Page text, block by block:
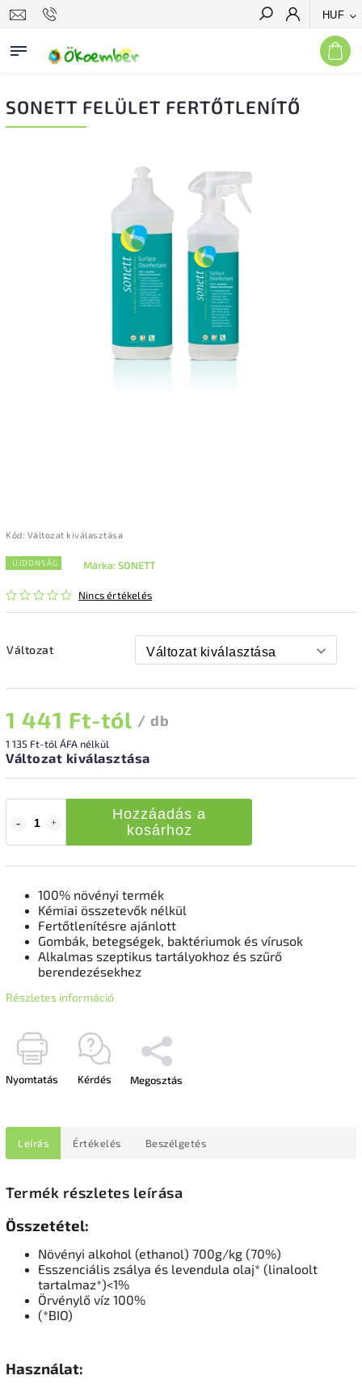
HUF
Keresés
SONETT FELÜLET FERTŐTLENÍTŐ
Kód: Változat kiválasztása
ÚJDONSÁG
Nincs értékelés
Márka:SONETT
Változat
1 441 Ft-tól / db
1 135 Ft-tól ÁFA nélkül
Változat kiválasztása
Hozzáadás a
kosárhoz
100% növényi termék
Kémiai összetevők nélkül
Fertőtlenítésre ajánlott
Gombák, betegségek, baktériumok és vírusok
Alkalmas szeptikus tartályokhoz és szűrő
berendezésekhez
Részletes információ
Nyomtatás Kérdés Megosztás
Leírás Értékelés Beszélgetés
Termék részletes leírása
Összetétel:
Növényi alkohol (ethanol) 700g/kg (70%)
Esszenciális zsálya és levendula olaj* (linaloolt
tartalmaz*)<1%
Örvénylő víz 100%
(*BIO)
Használat: